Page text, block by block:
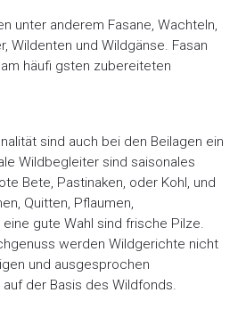
unter anderem Fasane, Wachteln,
Wildenten und Wildgänse. Fasan
häufi gsten zubereiteten
sind auch bei den Beilagen ein
Wildbegleiter sind saisonales
Bete, Pastinaken, oder Kohl, und
Quitten, Pflaumen,
gute Wahl sind frische Pilze.
werden Wildgerichte nicht
und ausgesprochen
der Basis des Wildfonds.